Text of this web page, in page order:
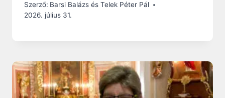
Szerző: Barsi Balázs és Telek Péter Pál
2026. július 31.